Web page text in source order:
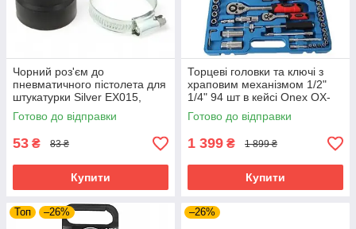
Чорний роз'єм до
пневматичного пістолета для
штукатурки Silver EX015,
фітинг для підключення
повітря
Готово до відправки
53 ₴ 83 ₴
Купити
Торцеві головки та ключі з
храповим механізмом 1/2"
1/4" 94 шт в кейсі Onex OX-
249M набір торцевих ключів
Готово до відправки
1 399 ₴ 1 899 ₴
Купити
Топ –26% –26%